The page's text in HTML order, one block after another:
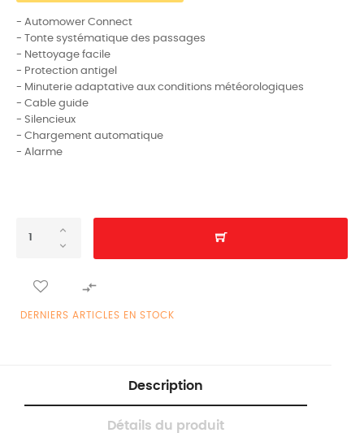
- Automower Connect
- Tonte systématique des passages
- Nettoyage facile
- Protection antigel
- Minuterie adaptative aux conditions météorologiques
- Cable guide
- Silencieux
- Chargement automatique
- Alarme

DERNIERS ARTICLES EN STOCK
Description
Détails du produit